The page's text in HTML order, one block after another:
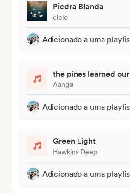
Piedra Blanda
cielo
Adicionado a uma
the pines learned
Aangø
Adicionado a uma
Green Light
Hawkins Deep
Adicionado a uma